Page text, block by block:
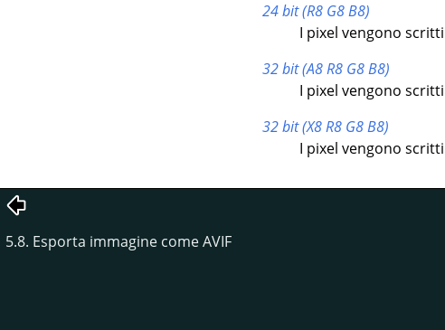
24 bit (R8 G8 B8)
I pixel vengono
32 bit (A8 R8 G8 B8)
I pixel vengono
32 bit (X8 R8 G8 B8)
I pixel vengono
5.8. Esporta immagine come AVIF